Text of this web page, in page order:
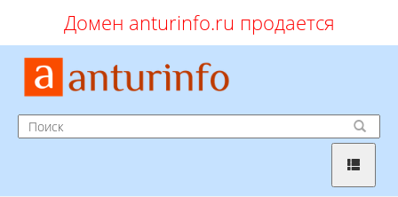
Домен anturinfo.ru продается